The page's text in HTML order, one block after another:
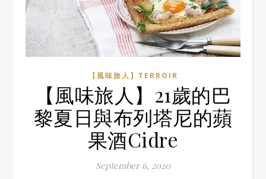
【風味旅人】TERROIR
【風味旅人】21歲的巴
黎夏日與布列塔尼的蘋
果酒Cidre
September 6, 2020